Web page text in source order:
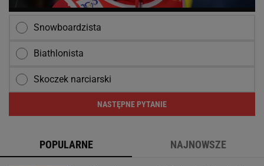
Snowboardzista
Biathlonista
Skoczek narciarski
NASTĘPNE PYTANIE
POPULARNE NAJNOWSZE